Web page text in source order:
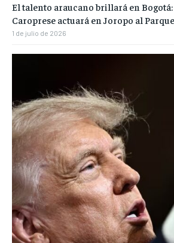
El talento araucano brillará en
Caroprese actuará en Joropo al
1 de julio de 2026